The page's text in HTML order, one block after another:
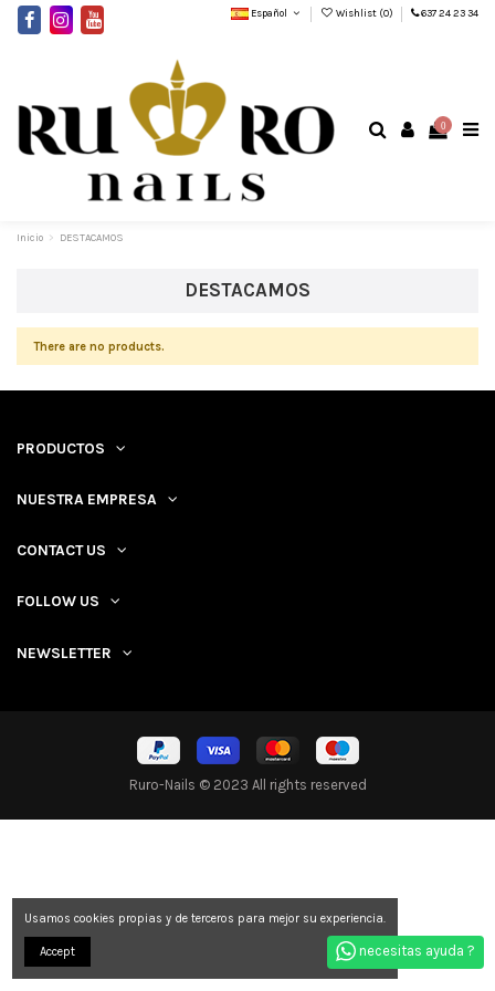
Español Wishlist (0) 637 24 23 34
0
Inicio DESTACAMOS
DESTACAMOS
There are no products.
PRODUCTOS
NUESTRA EMPRESA
CONTACT US
FOLLOW US
NEWSLETTER
Ruro-Nails © 2023 All rights reserved
Usamos cookies propias y de terceros para mejor su experiencia.
Accept necesitas ayuda ?